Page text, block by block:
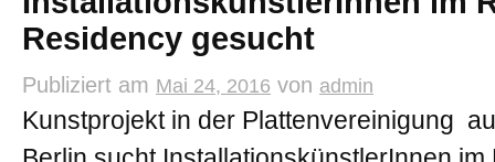
Residency gesucht
Publiziert am Mai 24, 2016 von admin
Kunstprojekt in der Plattenvereinigung